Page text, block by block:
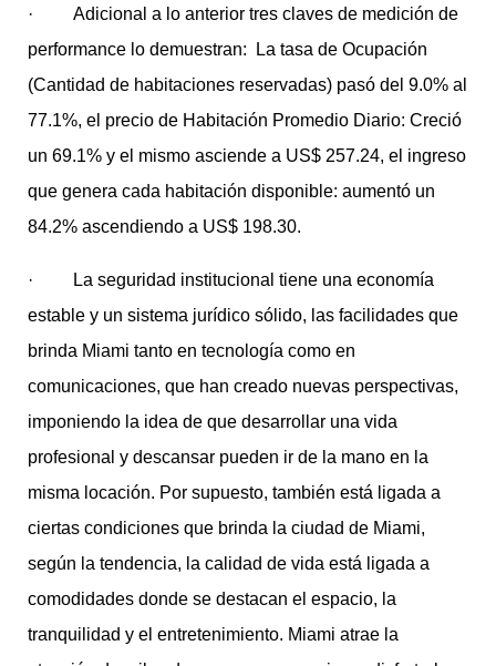
· Adicional a lo anterior tres claves de medición de
performance lo demuestran: La tasa de Ocupación
(Cantidad de habitaciones reservadas) pasó del 9.0% al
77.1%, el precio de Habitación Promedio Diario: Creció
un 69.1% y el mismo asciende a US$ 257.24, el ingreso
que genera cada habitación disponible: aumentó un
84.2% ascendiendo a US$ 198.30.
· La seguridad institucional tiene una economía
estable y un sistema jurídico sólido, las facilidades que
brinda Miami tanto en tecnología como en
comunicaciones, que han creado nuevas perspectivas,
imponiendo la idea de que desarrollar una vida
profesional y descansar pueden ir de la mano en la
misma locación. Por supuesto, también está ligada a
ciertas condiciones que brinda la ciudad de Miami,
según la tendencia, la calidad de vida está ligada a
comodidades donde se destacan el espacio, la
tranquilidad y el entretenimiento. Miami atrae la